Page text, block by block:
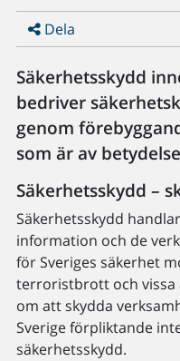
Dela
Säkerhetsskydd
bedriver
genom
som är av
Säkerhetsskydd –
Säkerhetsskydd
information och de
för Sveriges säkerhet
terroristbrott och vissa
om att skydda
Sverige förpliktande
säkerhetsskydd.